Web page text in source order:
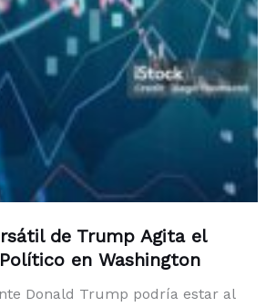
de Trump Agita el
en Washington
Donald Trump podría estar al